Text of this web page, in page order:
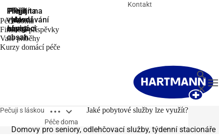
Přejít na
vyhledávání
Přejít na
hlavní
navigaci
Přejít na
hlavní
navigaci
Přejít
na
hlavní
obsah
Přejít
na
zápatí
Kontakt
Péče doma
Finanční příspěvky
Vaše příběhy
Kurzy domácí péče
Hledat
Zavřít
Pečuji s láskou Open breadcrumbs
Péče doma
Jaké pobytové služby lze využít?
Jaké pobytové služby lze využít?
Domovy pro seniory, odlehčovací služby, týdenní stacionáře